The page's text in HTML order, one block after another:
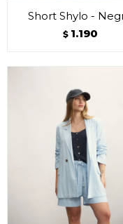
Short Shylo -
$ 1.190